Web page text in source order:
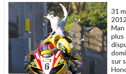
31
Man
plus
sur